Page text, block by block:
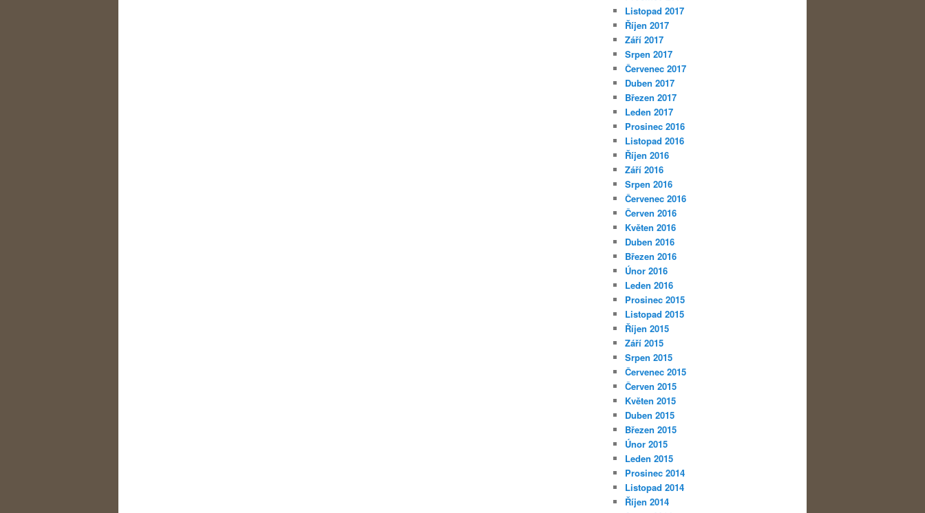
Listopad 2017
Říjen 2017
Září 2017
Srpen 2017
Červenec 2017
Duben 2017
Březen 2017
Leden 2017
Prosinec 2016
Listopad 2016
Říjen 2016
Září 2016
Srpen 2016
Červenec 2016
Červen 2016
Květen 2016
Duben 2016
Březen 2016
Únor 2016
Leden 2016
Prosinec 2015
Listopad 2015
Říjen 2015
Září 2015
Srpen 2015
Červenec 2015
Červen 2015
Květen 2015
Duben 2015
Březen 2015
Únor 2015
Leden 2015
Prosinec 2014
Listopad 2014
Říjen 2014